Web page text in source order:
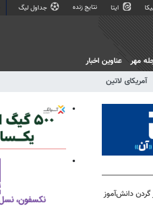
ایتا نتایج زنده جداول لیگ
آمریکای لاتین
مهر عناوین اخبار
دانش‌آموز